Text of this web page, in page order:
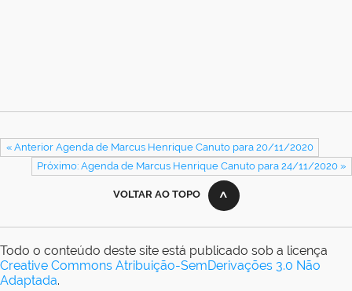
« Anterior Agenda de Marcus Henrique Canuto para 20/11/2020
Próximo: Agenda de Marcus Henrique Canuto para 24/11/2020 »
VOLTAR AO TOPO
Todo o conteúdo deste site está publicado sob a licença
Creative Commons Atribuição-SemDerivações 3.0 Não
Adaptada.